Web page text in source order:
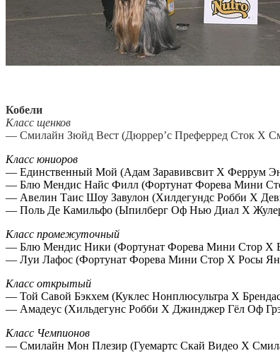
Кобели
Класс щенков
— Смилайн Зюйд Вест (Дюррер’с Преферред Сток Х
Класс юниоров
— Единственный Мой (Адам Заравивсвит Х Феррум
— Блю Мендис Найс Филл (Фортунат Форева Мини
— Авелин Таис Шоу Завулон (Хилдегундс Робби Х
— Поль Де Камильфо (Ыпилберг Оф Нью Диал Х
Класс промежуточный
— Блю Мендис Ники (Фортунат Форева Мини Стор Х
— Луи Лафос (Фортунат Форева Мини Стор Х Росы
Класс открытый
— Той Савой Бэкхем (Куклес Нонплюсультра Х
— Амадеус (Хильдегунс Робби Х Джинджер Гёл Оф
Класс Чемпионов
— Смилайн Мон Плезир (Гуемартс Скай Видео Х